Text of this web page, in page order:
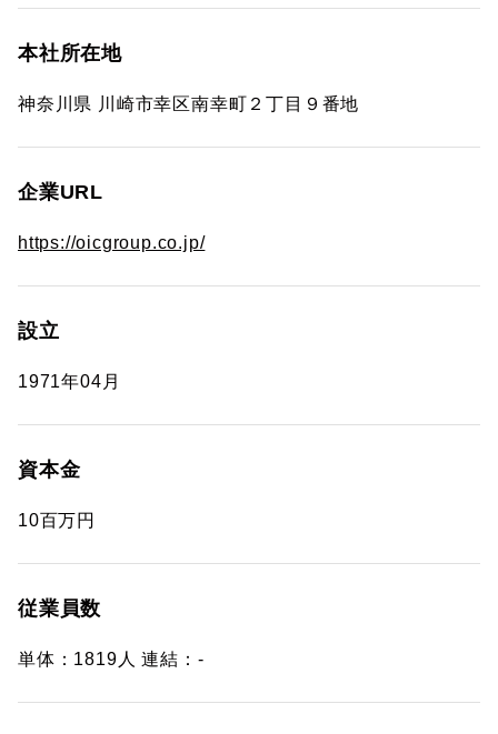
本社所在地
神奈川県 川崎市幸区南幸町２丁目９番地
企業URL
https://oicgroup.co.jp/
設立
1971年04月
資本金
10百万円
従業員数
単体：1819人 連結：-